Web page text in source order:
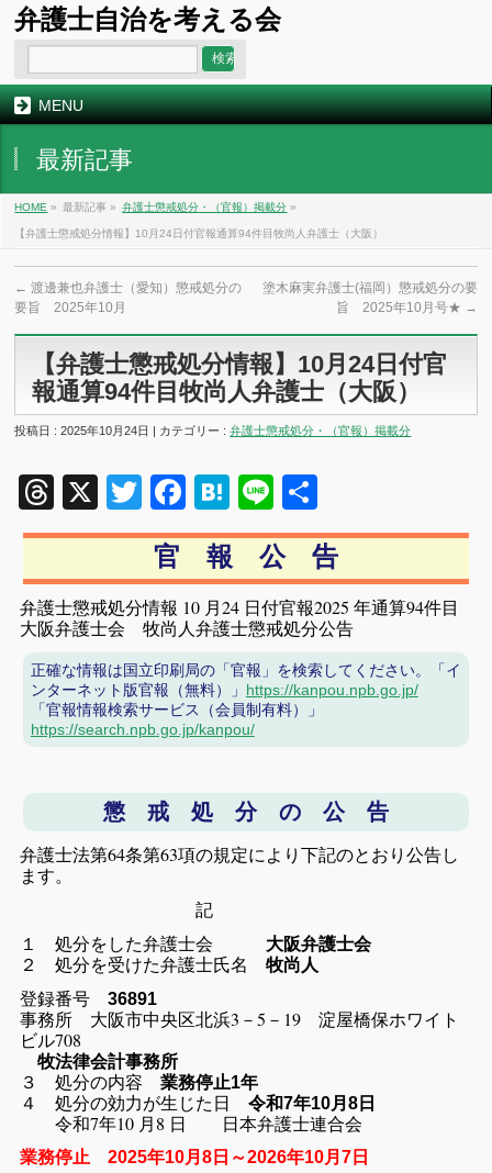
弁護士自治を考える会
MENU
最新記事
HOME » 最新記事 » 弁護士懲戒処分・（官報）掲載分 »
【弁護士懲戒処分情報】10月24日付官報通算94件目牧尚人弁護士（大阪）
← 渡邊兼也弁護士（愛知）懲戒処分の
要旨 2025年10月
塗木麻実弁護士(福岡）懲戒処分の要
旨 2025年10月号★ →
【弁護士懲戒処分情報】10月24日付官
報通算94件目牧尚人弁護士（大阪）
投稿日 : 2025年10月24日 | カテゴリー :弁護士懲戒処分・（官報）掲載分
Threads
X TwitterFacebook
Hatena
Line
有
官 報 公 告
弁護士懲戒処分情報 10 月24 日付官報2025 年通算94件目
大阪弁護士会 牧尚人弁護士懲戒処分公告
正確な情報は国立印刷局の「官報」を検索してください。「イ
ンターネット版官報（無料）」 https://kanpou.npb.go.jp/
「官報情報検索サービス（会員制有料）」
https://search.npb.go.jp/kanpou/
懲 戒 処 分 の 公 告
弁護士法第64条第63項の規定により下記のとおり公告し
ます。
記
１ 処分をした弁護士会
大阪弁護士会
２ 処分を受けた弁護士氏名牧尚人
登録番号 36891
事務所 大阪市中央区北浜3－5－19 淀屋橋保ホワイト
ビル708
牧法律会計事務所
３ 処分の内容業務停止1年
４ 処分の効力が生じた日 令和7年10月8日
令和7年10 月8 日 日本弁護士連合会
業務停止 2025年10月8日～2026年10月7日